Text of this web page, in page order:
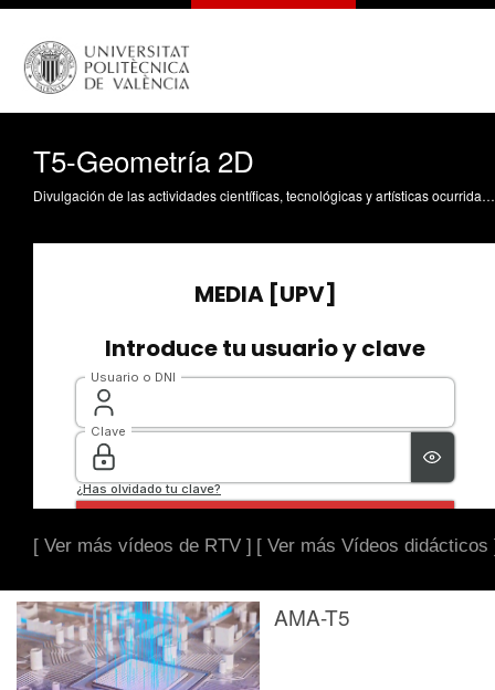
T5-Geometría 2D
Divulgación de las actividades científicas, tecnológicas y artísticas ocurridas en los tres campus de la UPV
[ Ver más vídeos de RTV ] [ Ver más Vídeos didácticos
AMA-T5